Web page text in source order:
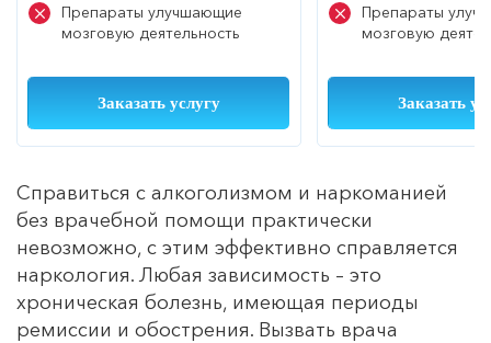
Препараты улучшающие
мозговую деятельность
Заказать услугу
Препараты
мозговую
Заказать
Справиться с алкоголизмом и наркоманией
без врачебной помощи практически
невозможно, с этим эффективно справляется
наркология. Любая зависимость – это
хроническая болезнь, имеющая периоды
ремиссии и обострения. Вызвать врача